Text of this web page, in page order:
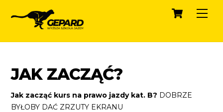
Cart
JAK ZACZĄĆ?
Jak zacząć kurs na prawo jazdy kat. B? DOBRZE
BYŁOBY DAĆ ZRZUTY EKRANU